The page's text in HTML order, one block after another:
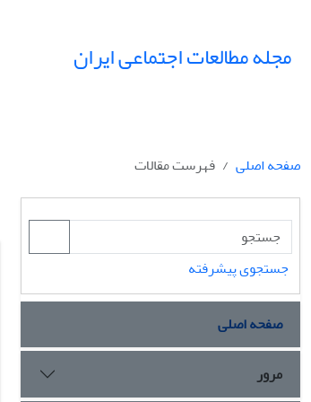
مجله مطالعات اجتماعی ایران
صفحه اصلی
فهرست مقالات
جستجوی پیشرفته
صفحه اصلی
مرور